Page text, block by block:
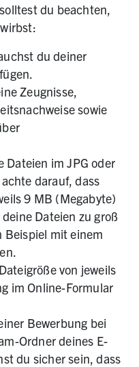
du beachten,
du deiner
Zeugnisse,
sowie
Dateien im JPG oder
darauf, dass
9 MB (Megabyte)
Dateien zu groß
Beispiel mit einem
von jeweils
im Online-Formular
Bewerbung bei
Ordner deines E-
du sicher sein, dass